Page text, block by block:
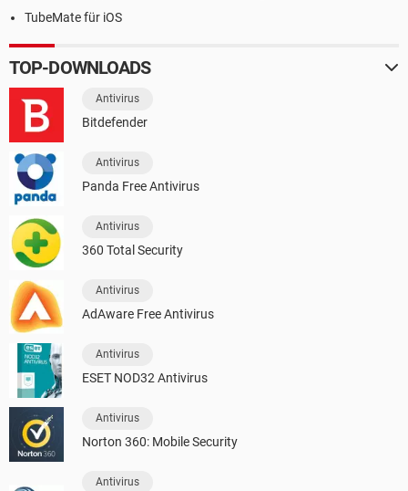
TubeMate für iOS
TOP-DOWNLOADS
Antivirus
Bitdefender
Antivirus
Panda Free Antivirus
Antivirus
360 Total Security
Antivirus
AdAware Free Antivirus
Antivirus
ESET NOD32 Antivirus
Antivirus
Norton 360: Mobile Security
Antivirus